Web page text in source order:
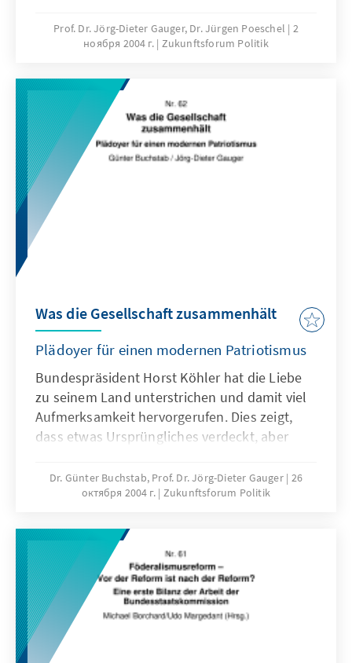
Prof. Dr. Jörg-Dieter Gauger, Dr. Jürgen Poeschel
2
ноября 2004 г. Zukunftsforum Politik
Was die Gesellschaft zusammenhält
Plädoyer für einen modernen Patriotismus
Bundespräsident Horst Köhler hat die Liebe
zu seinem Land unterstrichen und damit viel
Aufmerksamkeit hervorgerufen. Dies zeigt,
dass etwas Ursprüngliches verdeckt, aber
Sympathie und Wohlwollen sind
Empfindungen, die Menschen an ihre Heimat,
Sind dies Gefühle, die unsere Gesellschaft
zusammenhalten können? Wie lässt sich
diese Erkenntnis in Politik umsetzen?
Antworten auf diese Fragen geben die
Autoren der Broschüre „Was die Gesellschaft
zusammenhält“, indem sie für einen
modernen Patriotismus plädieren
Dr. Günter Buchstab, Prof. Dr. Jörg-Dieter Gauger 26
октября 2004 г. Zukunftsforum Politik